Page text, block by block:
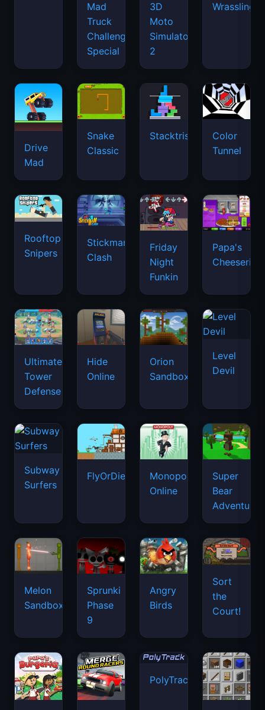
Mad
Truck
Challenge
Special
3D
Moto
Simulator
2
Wrassling
Drive
Mad
Snake
Classic
Stacktris
Color
Tunnel
Rooftop
Snipers
Stickman
Clash
Friday
Night
Funkin
Papa's
Cheeseria
Ultimate
Tower
Defense
Hide
Online
Orion
Sandbox
Level
Devil
Subway
Surfers
FlyOrDie.io
Monopoly
Online
Super
Bear
Adventure
Melon
Sandbox
Sprunki
Phase
9
Angry
Birds
Sort
the
Court!
PolyTrack